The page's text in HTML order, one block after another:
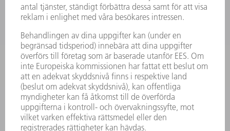
LASER
KRAFTELEKTRONIK
SMART FACTORY
MJUKVARA
SERVICES
TILLÄMPNINGAR
BRANSCHER
FÖRETAG
KARRIÄR
LEDIGA TJÄNSTER
FÖRETAGSPROFIL
STYRELSE